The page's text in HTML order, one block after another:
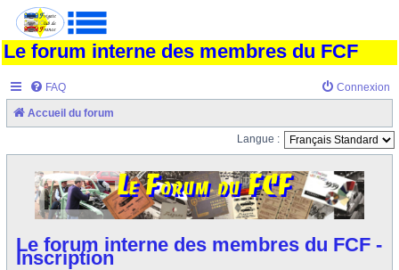
Le forum interne des membres du FCF
FAQ Connexion
Accueil du forum
Langue :
Le forum interne des membres du FCF -
Inscription